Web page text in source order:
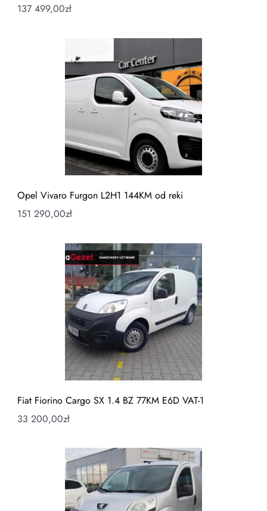
137 499,00zł
Opel Vivaro Furgon L2H1 144KM od reki
151 290,00zł
Fiat Fiorino Cargo SX 1.4 BZ 77KM E6D VAT-1
33 200,00zł